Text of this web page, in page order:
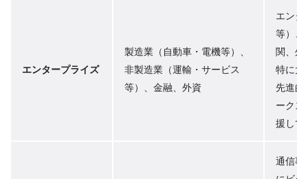
エンタープライズ
製造業（自動車・電機等）、
非製造業（運輸・サービス
等）、金融、外資
エンタ
等）、
関、外
特に大
先進的
ークス
援して
通信事